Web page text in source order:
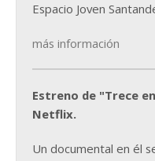
Espacio Joven
más información
Estreno de "Trece
Netflix.
Un documental en él